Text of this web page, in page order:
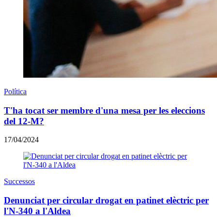
Política
T'ha tocat ser membre d'una mesa per les eleccions
del 12-M?
17/04/2024
Successos
Denunciat per circular drogat en patinet elèctric per
l'N-340 a l'Aldea